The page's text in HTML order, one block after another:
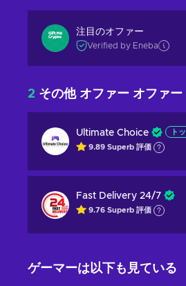
注目のオファー
Verified by Eneba
2 その他 オファー オファー
Ultimate Choice ト
9.89 Superb 評価
Fast Delivery 24/7
9.76 Superb 評価
ゲーマーは以下も見ている